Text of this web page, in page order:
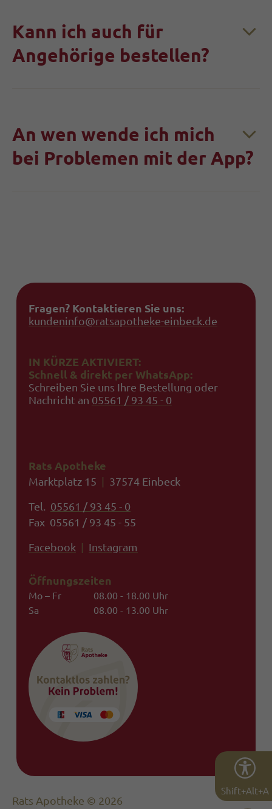
Kann ich auch für
Angehörige bestellen?
An wen wende ich mich
bei Problemen mit der App?
Fragen? Kontaktieren Sie uns:
kundeninfo@ratsapotheke-einbeck.de
IN KÜRZE AKTIVIERT:
Schnell & direkt per WhatsApp:
Schreiben Sie uns Ihre Bestellung oder
Nachricht an 05561 / 93 45 - 0
Rats Apotheke
Marktplatz 15 | 37574 Einbeck
Tel. 05561 / 93 45 - 0
Fax 05561 / 93 45 - 55
Facebook | Instagram
Öffnungszeiten
Mo – Fr
08.00 - 18.00 Uhr
Sa
08.00 - 13.00 Uhr
Rats Apotheke © 2026
Shift+Alt+A